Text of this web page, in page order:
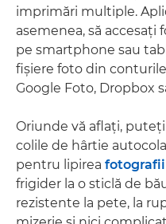
imprimări multiple.
asemenea, să accesaţi
pe smartphone sau
fişiere foto din
Google Foto, Dropbox
Oriunde vă aflaţi,
colile de hârtie
pentru lipirea
frigider la o sticlă de
rezistente la pete, la